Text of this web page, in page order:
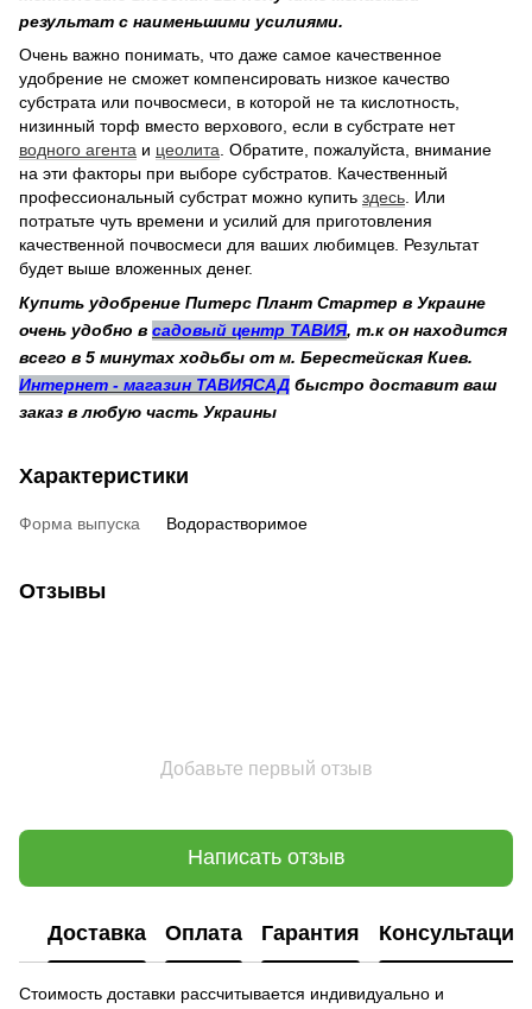
результат с наименьшими усилиями.
Очень важно понимать, что даже самое качественное
удобрение не сможет компенсировать низкое качество
субстрата или почвосмеси, в которой не та кислотность,
низинный торф вместо верхового, если в субстрате нет
водного агента и цеолита . Обратите, пожалуйста, внимание
на эти факторы при выборе субстратов. Качественный
профессиональный субстрат можно купить здесь . Или
потратьте чуть времени и усилий для приготовления
качественной почвосмеси для ваших любимцев. Результат
будет выше вложенных денег.
Купить удобрение Питерс Плант Стартер в Украине
очень удобно в садовый центр ТАВИЯ, т.к он находится
всего в 5 минутах ходьбы от м. Берестейская Киев.
Интернет - магазин ТАВИЯСАД быстро доставит ваш
заказ в любую часть Украины
Характеристики
Форма выпуска Водорастворимое
Отзывы
Добавьте первый отзыв
Написать отзыв
Доставка Оплата Гарантия Консультация
Стоимость доставки рассчитывается индивидуально и